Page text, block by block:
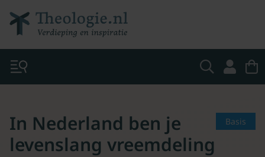
Basis
In Nederland ben je
levenslang vreemdeling